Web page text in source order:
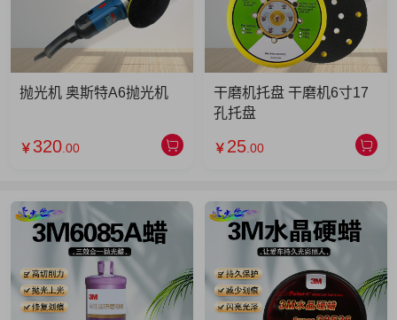
抛光机 奥斯特A6抛光机
￥ 320 .00
干磨机托盘 干磨机6寸17
孔托盘
￥ 25 .00